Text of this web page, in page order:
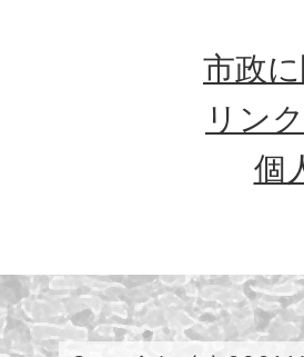
市政
リン
個